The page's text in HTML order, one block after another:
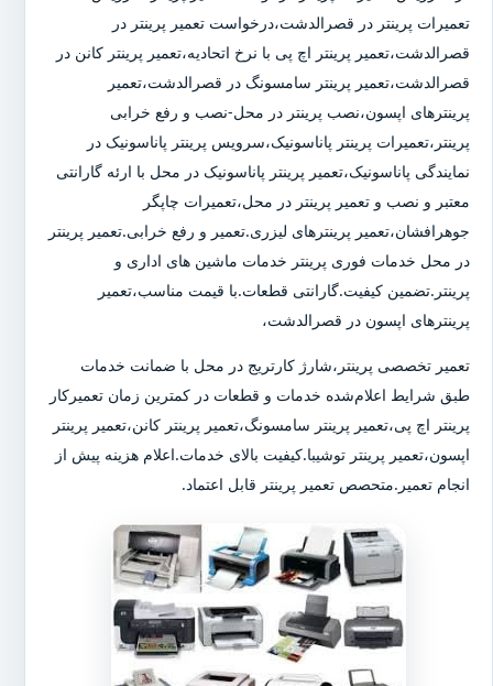
تعمیرات پرینتر در قصرالدشت،درخواست تعمیر پرینتر در
قصرالدشت،تعمیر پرینتر اچ پی با نرخ اتحادیه،تعمیر پرینتر کانن در
قصرالدشت،تعمیر پرینتر سامسونگ در قصرالدشت،تعمیر
پرینترهای اپسون،نصب پرینتر در محل-نصب و رفع خرابی
پرینتر،تعمیرات پرینتر پاناسونیک،سرویس پرینتر پاناسونیک در
نمایندگی پاناسونیک،تعمیر پرینتر پاناسونیک در محل با ارئه گارانتی
معتبر و نصب و تعمیر پرینتر در محل،تعمیرات چاپگر
جوهرافشان،تعمیر پرینترهای لیزری.تعمیر و رفع خرابی.تعمیر پرینتر
در محل خدمات فوری پرینتر خدمات ماشین های اداری و
پرینتر.تضمین کیفیت.گارانتی قطعات.با قیمت مناسب،تعمیر
پرینترهای اپسون در قصرالدشت،
تعمیر تخصصی پرینتر،شارژ کارتریج در محل با ضمانت خدمات
طبق شرایط اعلام‌شده خدمات و قطعات در کمترین زمان تعمیرکار
پرینتر اچ پی،تعمیر پرینتر سامسونگ،تعمیر پرینتر کانن،تعمیر پرینتر
اپسون،تعمیر پرینتر توشیبا.کیفیت بالای خدمات.اعلام هزینه پیش از
انجام تعمیر.متحصص تعمیر پرینتر قابل اعتماد.